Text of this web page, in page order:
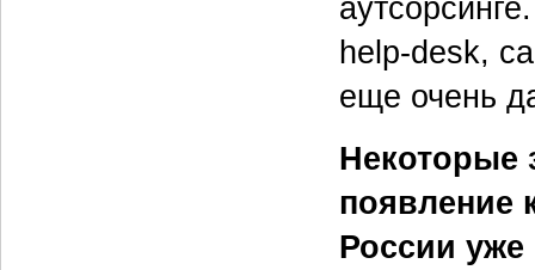
help-desk,
еще очень
Некоторые
появление
России